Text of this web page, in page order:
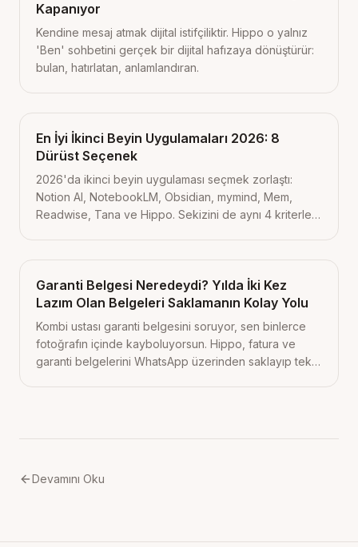
Kapanıyor
Kendine mesaj atmak dijital istifçiliktir. Hippo o yalnız
'Ben' sohbetini gerçek bir dijital hafızaya dönüştürür:
bulan, hatırlatan, anlamlandıran.
En İyi İkinci Beyin Uygulamaları 2026: 8
Dürüst Seçenek
2026'da ikinci beyin uygulaması seçmek zorlaştı:
Notion AI, NotebookLM, Obsidian, mymind, Mem,
Readwise, Tana ve Hippo. Sekizini de aynı 4 kriterle,
Garanti Belgesi Neredeydi? Yılda İki Kez
Lazım Olan Belgeleri Saklamanın Kolay Yolu
Kombi ustası garanti belgesini soruyor, sen binlerce
fotoğrafın içinde kayboluyorsun. Hippo, fatura ve
garanti belgelerini WhatsApp üzerinden saklayıp tek
Devamını Oku